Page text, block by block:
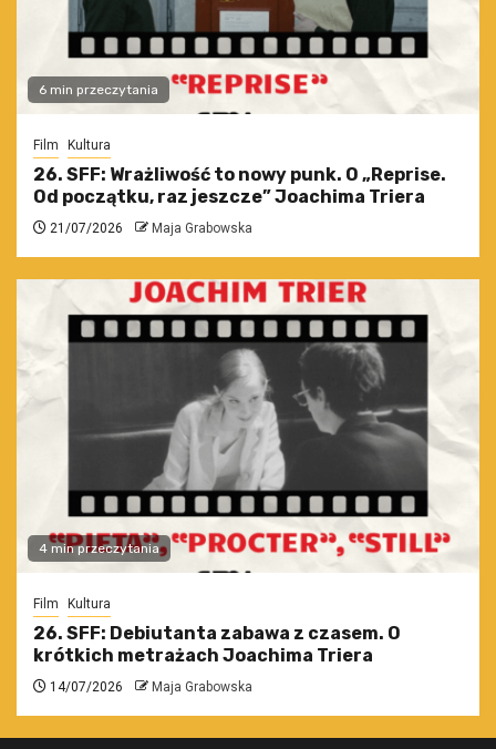
6 min przeczytania
Film Kultura
26. SFF: Wrażliwość to nowy punk. O „Reprise.
Od początku, raz jeszcze” Joachima Triera
21/07/2026 Maja Grabowska
4 min przeczytania
Film Kultura
26. SFF: Debiutanta zabawa z czasem. O
krótkich metrażach Joachima Triera
14/07/2026 Maja Grabowska